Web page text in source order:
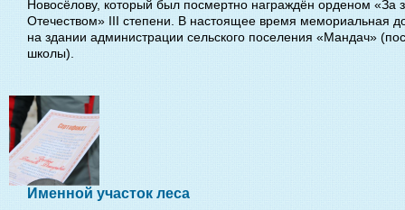
Новосёлову, который был посмертно награждён орденом «За
Отечеством» III степени. В настоящее время мемориальная
на здании администрации сельского поселения «Мандач»
школы).
Именной участок леса